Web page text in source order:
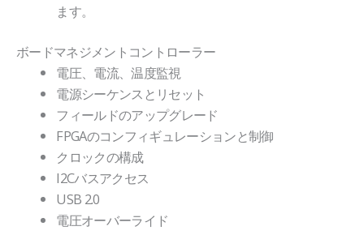
ます。
ボードマネジメントコントローラー
電圧、電流、温度監視
電源シーケンスとリセット
フィールドのアップグレード
FPGAのコンフィギュレーションと制御
クロックの構成
I2Cバスアクセス
USB 2.0
電圧オーバーライド